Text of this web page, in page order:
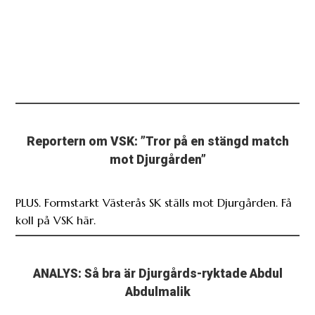
Reportern om VSK: ”Tror på en stängd match
mot Djurgården”
PLUS. Formstarkt Västerås SK ställs mot Djurgården. Få
koll på VSK här.
ANALYS: Så bra är Djurgårds-ryktade Abdul
Abdulmalik